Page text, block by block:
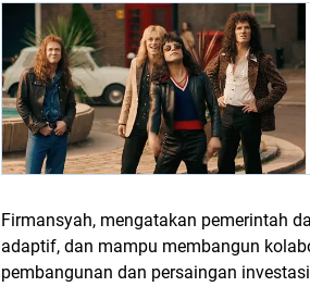
Firmansyah, mengatakan pemerintah
adaptif, dan mampu membangun
pembangunan dan persaingan